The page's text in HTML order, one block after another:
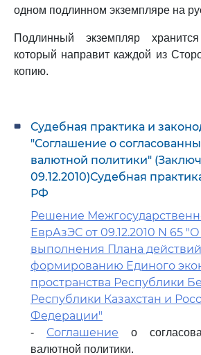
одном подлинном экземпляре на
Подлинный экземпляр
который направит каждой из
копию.
Судебная практика и
"Соглашение о
валютной политики"
09.12.2010)Судебная
РФ
Решение
ЕврАзЭС от 09.12.2010 N 65
выполнения Плана
формированию Единого
пространства Республики
Республики Казахстан и
Федерации"
- Соглашение о
валютной политики.